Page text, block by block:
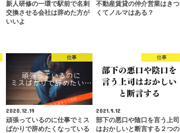
新人研修の一環で駅前で名刺
交換させる会社は辞めた方が
いいよ
不動産賃貸の仲介営業はきつ
くてノルマはある？
仕事
2020.12.19
頑張っているのに仕事でミス
ばかりで辞めたくなっている
仕事
2021.9.12
部下の悪口や陰口を言う上司
はおかしいと断言する２つの